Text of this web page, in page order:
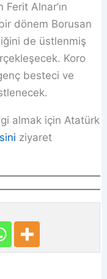
Alnar’ın
dönem Borusan
de üstlenmiş
Koro
besteci ve
almak için Atatürk
ziyaret